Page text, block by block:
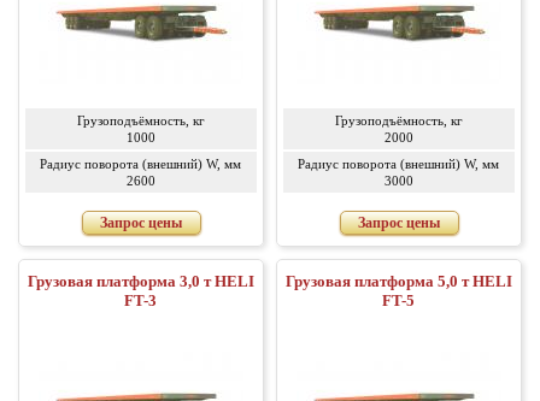
Грузоподъёмность, кг
1000
Радиус поворота (внешний) W, мм
2600
Запрос цены
Грузоподъёмность, кг
2000
Радиус поворота (внешний) W, мм
3000
Запрос цены
Грузовая платформа 3,0 т HELI
FT-3
Грузовая платформа 5,0 т HELI
FT-5